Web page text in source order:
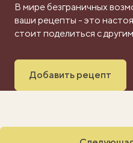
В мире безграничных
ваши рецепты - это
стоит поделиться с
Добавить рецепт